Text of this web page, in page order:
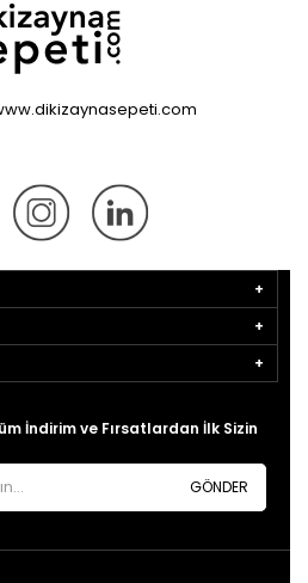
İndirim ve Fırsatlardan İlk Sizin
GÖNDER